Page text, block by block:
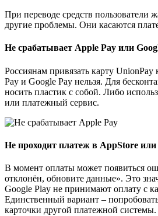
При переводе средств пользователи
другие проблемы. Они касаются
Не срабатывает Apple Pay или
Россиянам привязать карту
Pay и Google Pay нельзя. Для
носить пластик с собой. Либо
или платежный сервис.
Не проходит платеж в AppStore или
В момент оплаты может появиться
отклонён, обновите данные». Это
Google Play не принимают оплату с
Единственный вариант –
карточки другой платежной системы.